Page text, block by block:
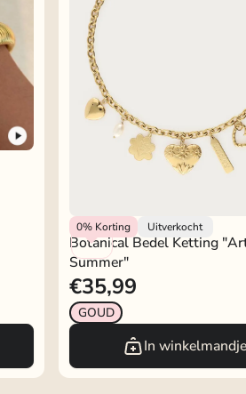
0%Korting Uitverkocht
My Jewellery
Botanical Bedel Ketting
Summer"
€35,99
GOUD
In winkelmandje